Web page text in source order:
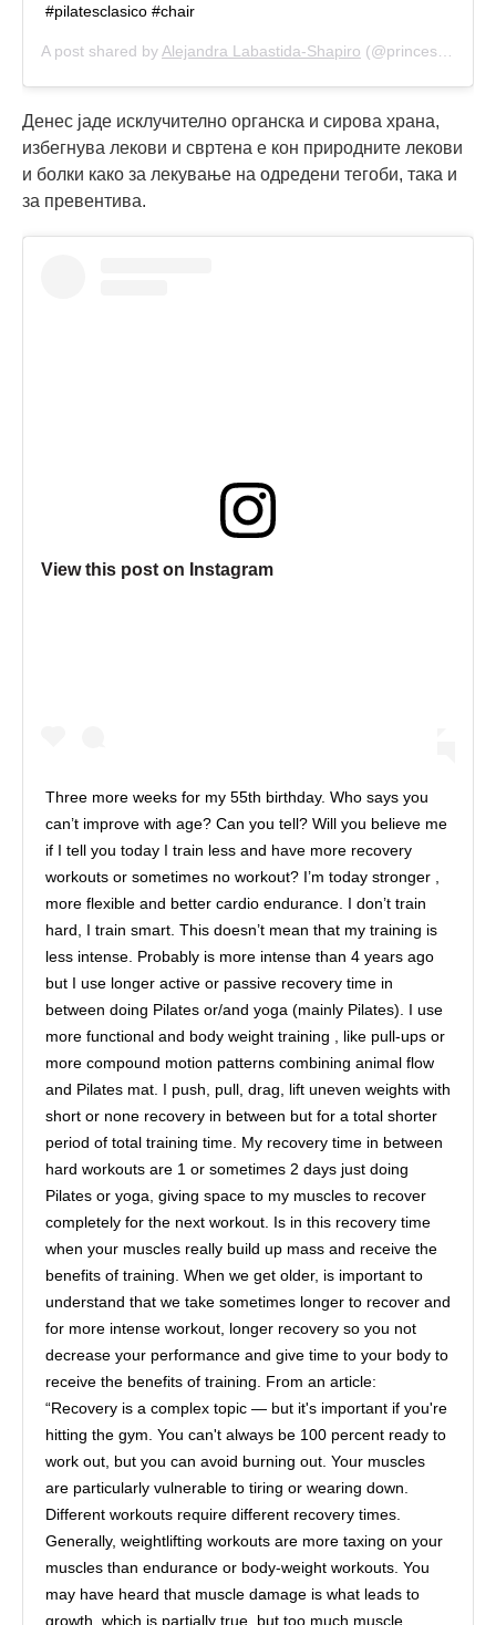
#pilatesclasico #chair
A post shared by Alejandra Labastida-Shapiro (@princessa6481) on
Денес јаде исклучително органска и сирова храна,
избегнува лекови и свртена е кон природните лекови
и болки како за лекување на одредени тегоби, така и
за превентива.
View this post on Instagram
Three more weeks for my 55th birthday. Who says you
can’t improve with age? Can you tell? Will you believe me
if I tell you today I train less and have more recovery
workouts or sometimes no workout? I’m today stronger ,
more flexible and better cardio endurance. I don’t train
hard, I train smart. This doesn’t mean that my training is
less intense. Probably is more intense than 4 years ago
but I use longer active or passive recovery time in
between doing Pilates or/and yoga (mainly Pilates). I use
more functional and body weight training , like pull-ups or
more compound motion patterns combining animal flow
and Pilates mat. I push, pull, drag, lift uneven weights with
short or none recovery in between but for a total shorter
period of total training time. My recovery time in between
hard workouts are 1 or sometimes 2 days just doing
Pilates or yoga, giving space to my muscles to recover
completely for the next workout. Is in this recovery time
when your muscles really build up mass and receive the
benefits of training. When we get older, is important to
understand that we take sometimes longer to recover and
for more intense workout, longer recovery so you not
decrease your performance and give time to your body to
receive the benefits of training. From an article:
“Recovery is a complex topic — but it's important if you're
hitting the gym. You can't always be 100 percent ready to
work out, but you can avoid burning out. Your muscles
are particularly vulnerable to tiring or wearing down.
Different workouts require different recovery times.
Generally, weightlifting workouts are more taxing on your
muscles than endurance or body-weight workouts. You
may have heard that muscle damage is what leads to
growth, which is partially true, but too much muscle